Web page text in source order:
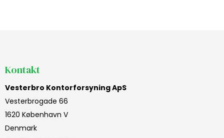
Kontakt
Vesterbro Kontorforsyning ApS
Vesterbrogade 66
1620 København V
Denmark